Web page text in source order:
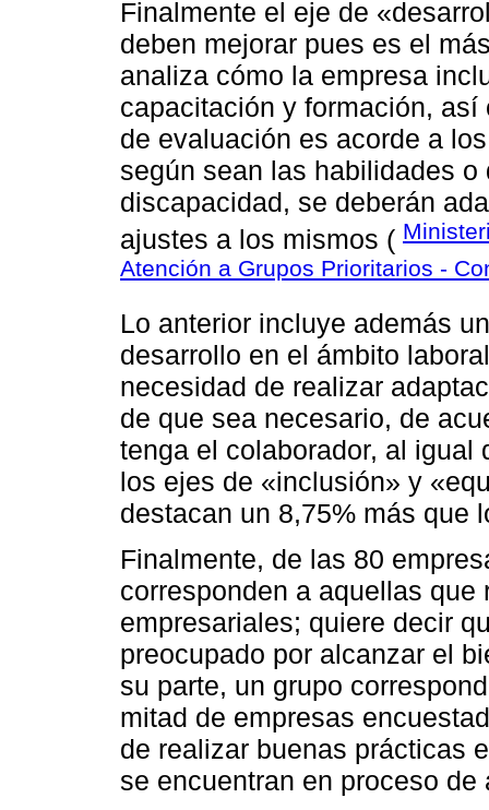
Finalmente el eje de
deben mejorar pues es el
analiza cómo la empresa
capacitación y formación,
de evaluación es acorde a
según sean las habilidades
discapacidad, se deberán
ajustes a los mismos (
Atención a Grupos Prioritarios -
Lo anterior incluye además
desarrollo en el ámbito
necesidad de realizar
de que sea necesario, de
tenga el colaborador, al igual
los ejes de «inclusión» y
destacan un 8,75% más que
Finalmente, de las 80
corresponden a aquellas
empresariales; quiere decir
preocupado por alcanzar el
su parte, un grupo
mitad de empresas
de realizar buenas prácticas
se encuentran en proceso de